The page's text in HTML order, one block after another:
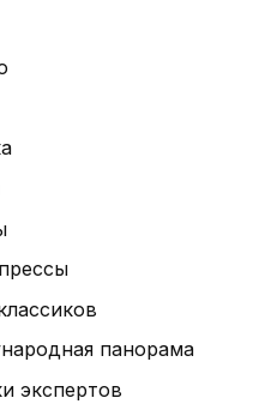
панорама
экспертов